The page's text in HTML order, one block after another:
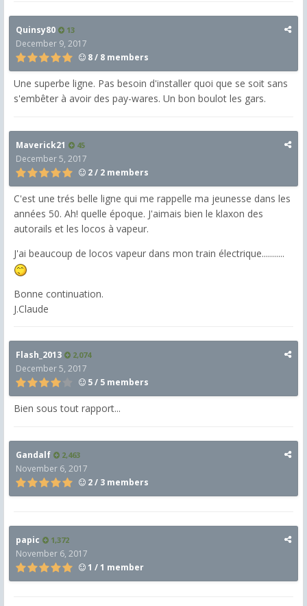
Quinsy80 13
December 9, 2017
8 / 8 members
Une superbe ligne. Pas besoin d'installer quoi que se soit sans
s'embêter à avoir des pay-wares. Un bon boulot les gars.
Maverick21 45
December 5, 2017
2 / 2 members
C'est une trés belle ligne qui me rappelle ma jeunesse dans les
années 50. Ah! quelle époque. J'aimais bien le klaxon des
autorails et les locos à vapeur.
J'ai beaucoup de locos vapeur dans mon train électrique...........
Bonne continuation.
J.Claude
Flash_2013 2,074
December 5, 2017
5 / 5 members
Bien sous tout rapport...
Gandalf 2,463
November 6, 2017
2 / 3 members
papic 1,372
November 6, 2017
1 / 1 member